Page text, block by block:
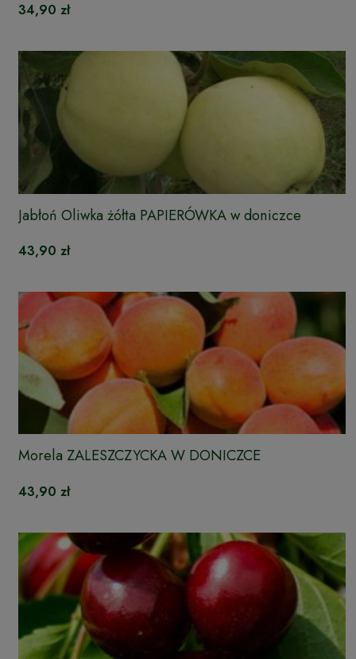
34,90 zł
Jabłoń Oliwka żółta PAPIERÓWKA w doniczce
43,90 zł
Morela ZALESZCZYCKA W DONICZCE
43,90 zł